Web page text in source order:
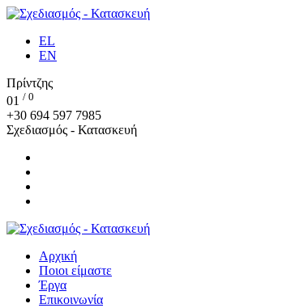
EL
EN
Πρίντζης
01 / 0
+30 694 597 7985
Σχεδιασμός - Κατασκευή
Αρχική
Ποιοι είμαστε
Έργα
Επικοινωνία